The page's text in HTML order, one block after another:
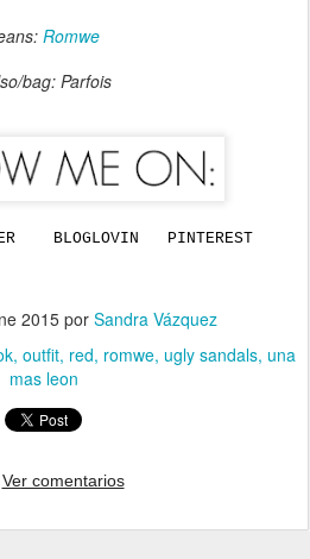
Romwe
bag: Parfois
BLOGLOVIN PINTEREST
2015por Sandra Vázquez
outfit red romwe ugly sandals una
mas leon
Ver comentarios